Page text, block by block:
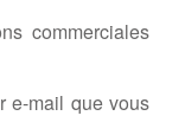
commerciales
e-mail que vous